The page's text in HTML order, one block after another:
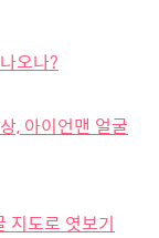
오나?
, 아이언맨 얼굴
지도로 엿보기